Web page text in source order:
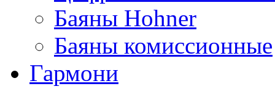
Баяны Hohner
Баяны комиссионные
Гармони